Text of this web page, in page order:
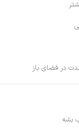
در فضای باز
بشه